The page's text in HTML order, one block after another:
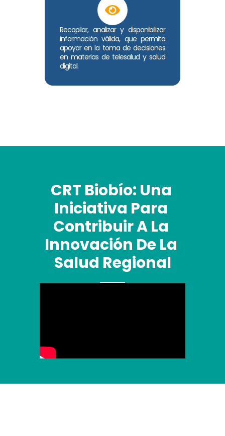
Recopilar, analizar y disponibilizar
información válida, que permita
apoyar en la toma de decisiones
en materias de telesalud y salud
digital.
CRT Biobío: Una
Iniciativa Para
Contribuir A La
Innovación De La
Salud Regional